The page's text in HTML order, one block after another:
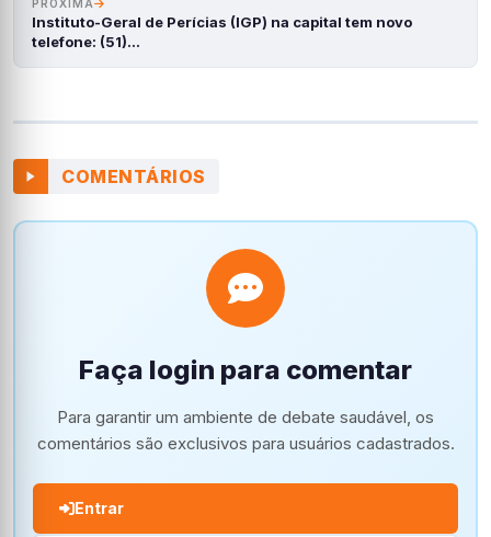
PRÓXIMA
Instituto-Geral de Perícias (IGP) na capital tem novo
telefone: (51)…
COMENTÁRIOS
Faça login para comentar
Para garantir um ambiente de debate saudável, os
comentários são exclusivos para usuários cadastrados.
Entrar